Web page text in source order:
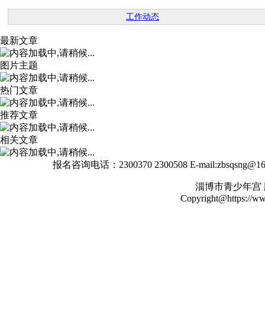
工作动态
最新文章
图片主题
热门文章
推荐文章
相关文章
报名咨询电话：2300370 2300508 E-
淄博市青少年
Copyright@https://